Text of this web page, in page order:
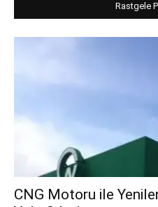
Rastgele
CNG Motoru ile